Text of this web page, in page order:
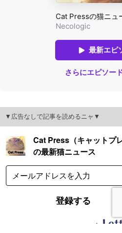
▼広告なしで記事を読めるニャ▼